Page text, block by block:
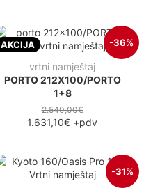
AKCIJA -36%
vrtni namještaj
PORTO 212X100/PORTO
1+8
2.540,00€
1.631,10€ +pdv
-31%